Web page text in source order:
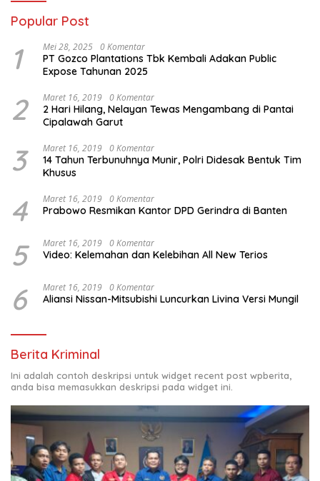
Popular Post
1 Mei 28, 2025 0 Komentar
PT Gozco Plantations Tbk Kembali Adakan Public
Expose Tahunan 2025
2 Maret 16, 2019 0 Komentar
2 Hari Hilang, Nelayan Tewas Mengambang di Pantai
Cipalawah Garut
3 Maret 16, 2019 0 Komentar
14 Tahun Terbunuhnya Munir, Polri Didesak Bentuk Tim
Khusus
4 Maret 16, 2019 0 Komentar
Prabowo Resmikan Kantor DPD Gerindra di Banten
5 Maret 16, 2019 0 Komentar
Video: Kelemahan dan Kelebihan All New Terios
6 Maret 16, 2019 0 Komentar
Aliansi Nissan-Mitsubishi Luncurkan Livina Versi Mungil
Berita Kriminal
Ini adalah contoh deskripsi untuk widget recent post wpberita,
anda bisa memasukkan deskripsi pada widget ini.